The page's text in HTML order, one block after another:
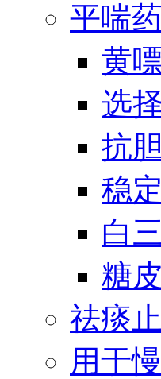
平喘药
黄
选
抗
稳
白
糖
祛痰
用于